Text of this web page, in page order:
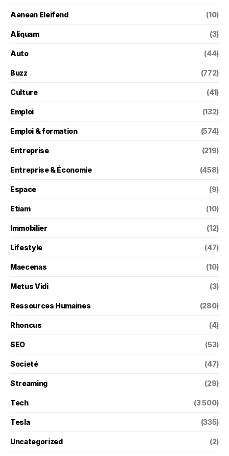
Aenean Eleifend (10)
Aliquam (3)
Auto (44)
Buzz (772)
Culture (41)
Emploi (132)
Emploi & formation (574)
Entreprise (219)
Entreprise & Économie (458)
Espace (9)
Etiam (10)
Immobilier (12)
Lifestyle (47)
Maecenas (10)
Metus Vidi (3)
Ressources Humaines (280)
Rhoncus (4)
SEO (53)
Societé (47)
Streaming (29)
Tech (3 500)
Tesla (335)
Uncategorized (2)